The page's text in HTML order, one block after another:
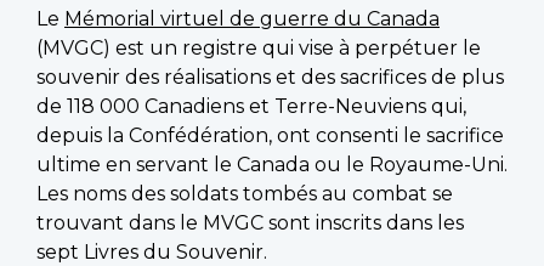
Le Mémorial virtuel de guerre du Canada
(MVGC) est un registre qui vise à perpétuer le
souvenir des réalisations et des sacrifices de plus
de 118 000 Canadiens et Terre-Neuviens qui,
depuis la Confédération, ont consenti le sacrifice
ultime en servant le Canada ou le Royaume-Uni.
Les noms des soldats tombés au combat se
trouvant dans le MVGC sont inscrits dans les
sept Livres du Souvenir.